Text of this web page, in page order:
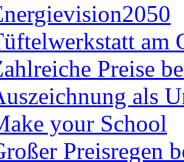
am
Preise
als
your School
Preisregen